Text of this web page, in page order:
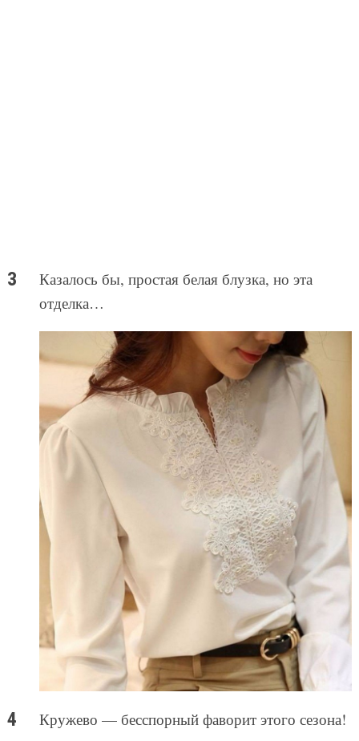
Казалось бы, простая белая блузка, но эта
отделка…
Кружево — бесспорный фаворит этого сезона!